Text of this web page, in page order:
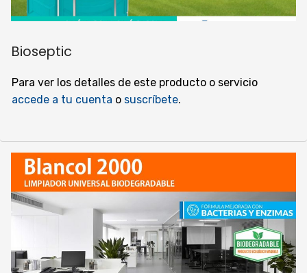
Bioseptic
Para ver los detalles de este producto o servicio
accede a tu cuenta o suscríbete.